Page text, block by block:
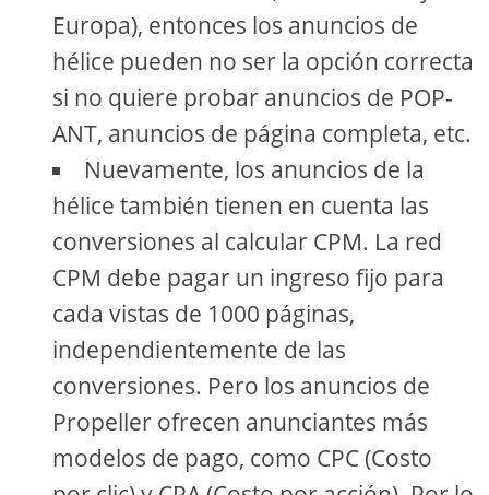
Europa), entonces los anuncios de
hélice pueden no ser la opción correcta
si no quiere probar anuncios de POP-
ANT, anuncios de página completa, etc.
Nuevamente, los anuncios de la
hélice también tienen en cuenta las
conversiones al calcular CPM. La red
CPM debe pagar un ingreso fijo para
cada vistas de 1000 páginas,
independientemente de las
conversiones. Pero los anuncios de
Propeller ofrecen anunciantes más
modelos de pago, como CPC (Costo